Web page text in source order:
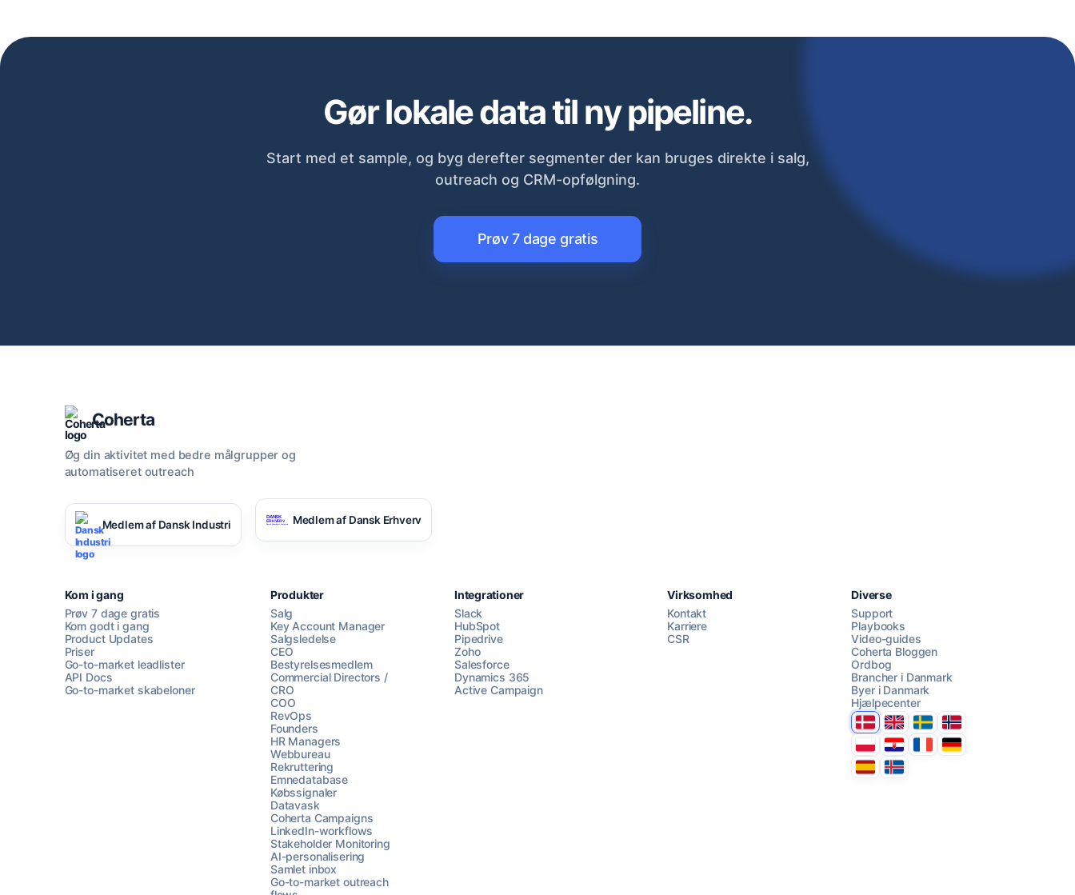
Gør lokale data til ny pipeline.
Start med et sample, og byg derefter segmenter der kan bruges direkte i salg,
outreach og CRM-opfølgning.
Prøv 7 dage gratis
AI Campaign Assist
Coherta
Øg din aktivitet med bedre målgrupper og
automatiseret outreach
Medlem af Dansk Industri Medlem af Dansk Erhverv
Kom i gang
Prøv 7 dage gratis
Kom godt i gang
Product Updates
Priser
Go-to-market leadlister
API Docs
Go-to-market skabeloner
Produkter
Salg
Key Account Manager
Salgsledelse
CEO
Bestyrelsesmedlem
Commercial Directors /
CRO
COO
RevOps
Founders
HR Managers
Webbureau
Rekruttering
Emnedatabase
Købssignaler
Datavask
Coherta Campaigns
LinkedIn-workflows
Stakeholder Monitoring
AI-personalisering
Samlet inbox
Go-to-market outreach
Integrationer
Slack
HubSpot
Pipedrive
Zoho
Salesforce
Dynamics 365
Active Campaign
Virksomhed
Kontakt
Karriere
CSR
Diverse
Support
Playbooks
Video-guides
Coherta Bloggen
Ordbog
Brancher i Danmark
Byer i Danmark
Hjælpecenter
DanmarkUnited Kingdom
SverigeNorge
PolskaHrvatskaFranceDeutschland
EspanaÍsland